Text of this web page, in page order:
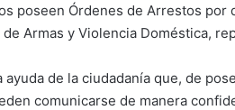
poseen Órdenes de Arrestos
Armas y Violencia Doméstica,
ayuda de la ciudadanía que, de
comunicarse de manera